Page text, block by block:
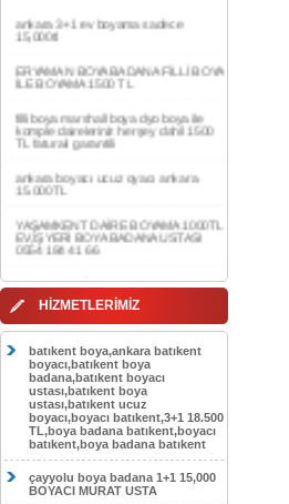
ERYAMAN BOYA BADANA FİLLİ BOYA
İLE BOYAMA 1500 TL
filli boya marshall boya dyo boya ile
komple daireleriniz herşey dahil 1500
ankara boyacı ucuz oyacı ankara
15.000TL
YAŞAMKENT DAİRE BOYAMA 1000TL
EV,İŞYERİ BOYA BADANA USTASI
AKDERE DAİRE BOYAMA 1000TL
EV,İŞYERİ BOYA BADANA USTASI
CEBECİ DAİRE BOYAMA 1000TL
0554 184 41 66
HASKÖY DAİRE BOYAMA 1000TL
EV,İŞYERİ BOYA BADANA USTASI
0554 184 41 66
GÖLBAŞI DAİRE BOYAMA 1000TL
EV,İŞYERİ BOYA BADANA USTASI
0554 184 41 66
SOKULLU DAİRE BOYAMA 1000TL
EV,İŞYERİ BOYA BADANA USTASI
HİZMETLERİMİZ
batıkent boya,ankara batıkent
boyacı,batıkent boya
badana,batıkent boyacı
ustası,batıkent boya
ustası,batıkent ucuz
boyacı,boyacı batıkent,3+1 18.500
TL,boya badana batıkent,boyacı
batıkent,boya badana batıkent
çayyolu boya badana 1+1 15,000
BOYACI MURAT USTA